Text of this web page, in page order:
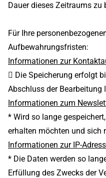
Dauer dieses Zeitraums zu
Für Ihre
Aufbewahrungsfristen:
Informationen zur
 Die Speicherung erfolgt
Abschluss der Bearbeitung
Informationen zum
* Wird so lange
erhalten möchten und sich
Informationen zur IP-
* Die Daten werden so
Erfüllung des Zwecks der